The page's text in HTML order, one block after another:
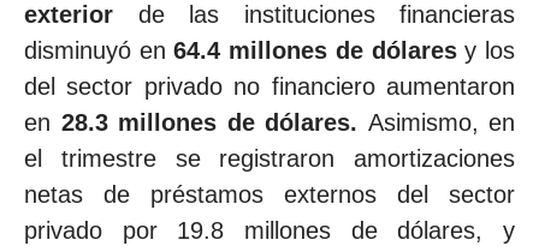
exterior de las instituciones financieras
disminuyó en64.4 millones de dólaresy los
del sector privado no financiero aumentaron
en 28.3 millones de dólares. Asimismo, en
el trimestre se registraron amortizaciones
netas de préstamos externos del sector
privado por 19.8 millones de dólares, y